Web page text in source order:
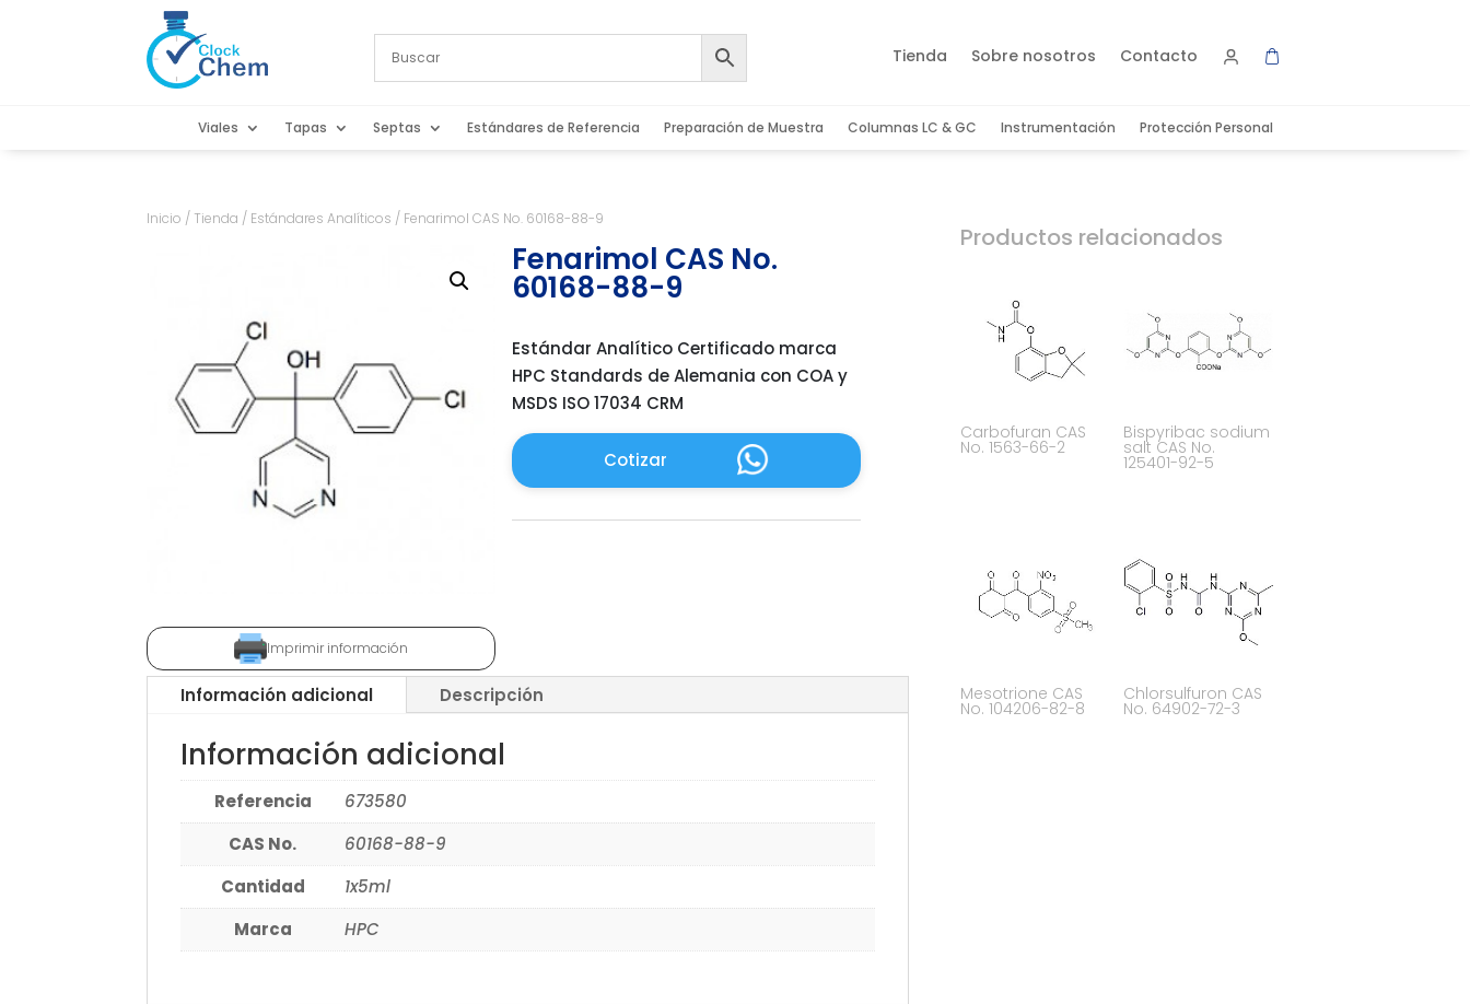
Tienda Sobre nosotros Contacto
Viales Tapas Septas Estándares de Referencia Preparación de Muestra Columnas LC & GC Instrumentación Protección Personal
Inicio / Tienda / Estándares Analíticos / Fenarimol CAS No. 60168-88-9
Imprimir información
Fenarimol CAS No.
60168-88-9
Estándar Analítico Certificado marca
HPC Standards de Alemania con COA y
MSDS ISO 17034 CRM
Cotizar
Información adicional Descripción
Información adicional
Referencia
673580
CAS No.
60168-88-9
Cantidad
1x5ml
Marca
HPC
Productos relacionados
Carbofuran CAS
No. 1563-66-2
Bispyribac sodium
salt CAS No.
125401-92-5
Mesotrione CAS
No. 104206-82-8
Chlorsulfuron CAS
No. 64902-72-3